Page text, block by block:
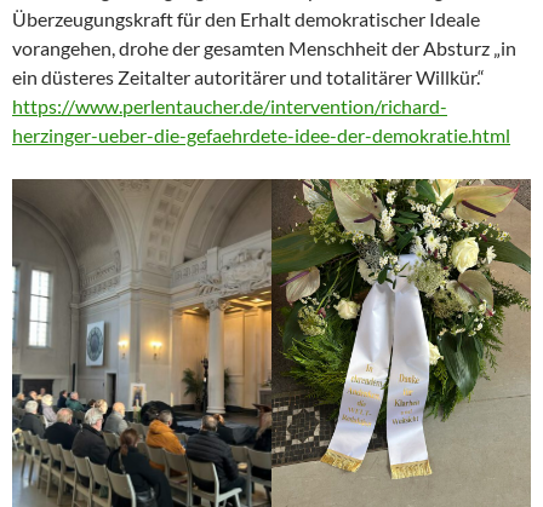
Überzeugungskraft für den Erhalt demokratischer Ideale
vorangehen, drohe der gesamten Menschheit der Absturz „in
ein düsteres Zeitalter autoritärer und totalitärer Willkür.“
https://www.perlentaucher.de/intervention/richard-
herzinger-ueber-die-gefaehrdete-idee-der-demokratie.html